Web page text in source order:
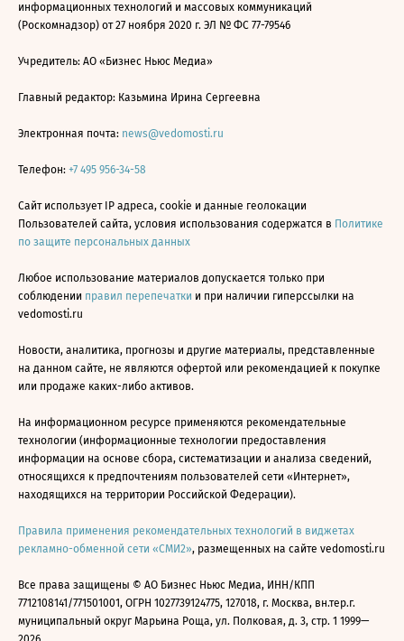
информационных технологий и массовых коммуникаций
(Роскомнадзор) от 27 ноября 2020 г. ЭЛ № ФС 77-79546
Учредитель: АО «Бизнес Ньюс Медиа»
Главный редактор: Казьмина Ирина Сергеевна
Электронная почта: news@vedomosti.ru
Телефон: +7 495 956-34-58
Сайт использует IP адреса, cookie и данные геолокации
Пользователей сайта, условия использования содержатся в Политике
по защите персональных данных
Любое использование материалов допускается только при
соблюдении правил перепечатки и при наличии гиперссылки на
vedomosti.ru
Новости, аналитика, прогнозы и другие материалы, представленные
на данном сайте, не являются офертой или рекомендацией к покупке
или продаже каких-либо активов.
На информационном ресурсе применяются рекомендательные
технологии (информационные технологии предоставления
информации на основе сбора, систематизации и анализа сведений,
относящихся к предпочтениям пользователей сети «Интернет»,
находящихся на территории Российской Федерации).
Правила применения рекомендательных технологий в виджетах
рекламно-обменной сети «СМИ2», размещенных на сайте vedomosti.ru
Все права защищены © АО Бизнес Ньюс Медиа, ИНН/КПП
7712108141/771501001, ОГРН 1027739124775, 127018, г. Москва, вн.тер.г.
муниципальный округ Марьина Роща, ул. Полковая, д. 3, стр. 1 1999—